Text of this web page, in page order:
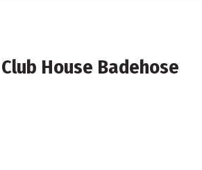
Club House Badehose